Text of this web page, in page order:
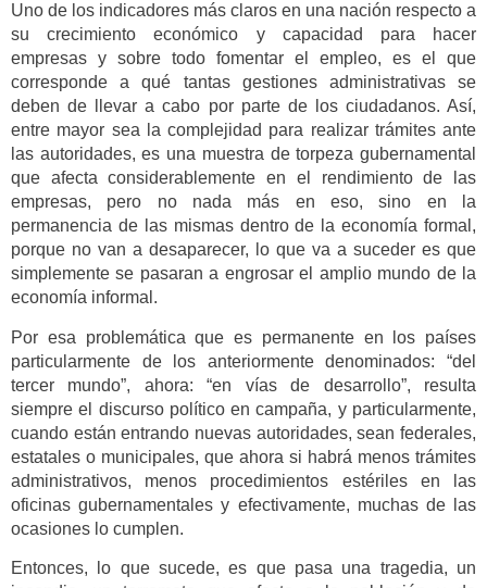
Uno de los indicadores más claros en una nación respecto a
su crecimiento económico y capacidad para hacer
empresas y sobre todo fomentar el empleo, es el que
corresponde a qué tantas gestiones administrativas se
deben de llevar a cabo por parte de los ciudadanos. Así,
entre mayor sea la complejidad para realizar trámites ante
las autoridades, es una muestra de torpeza gubernamental
que afecta considerablemente en el rendimiento de las
empresas, pero no nada más en eso, sino en la
permanencia de las mismas dentro de la economía formal,
porque no van a desaparecer, lo que va a suceder es que
simplemente se pasaran a engrosar el amplio mundo de la
economía informal.
Por esa problemática que es permanente en los países
particularmente de los anteriormente denominados: “del
tercer mundo”, ahora: “en vías de desarrollo”, resulta
siempre el discurso político en campaña, y particularmente,
cuando están entrando nuevas autoridades, sean federales,
estatales o municipales, que ahora si habrá menos trámites
administrativos, menos procedimientos estériles en las
oficinas gubernamentales y efectivamente, muchas de las
ocasiones lo cumplen.
Entonces, lo que sucede, es que pasa una tragedia, un